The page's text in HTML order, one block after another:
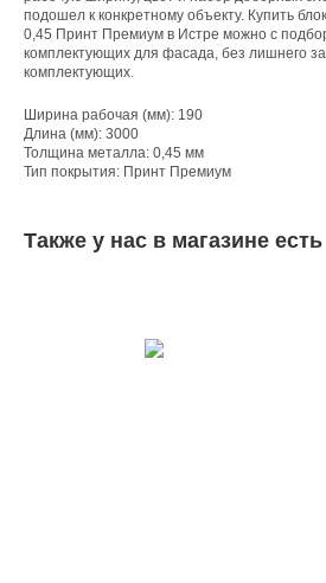
подошел к конкретному объекту. Купить
0,45 Принт Премиум в Истре можно с
комплектующих для фасада, без лишнего
комплектующих.
Ширина рабочая (мм): 190
Длина (мм): 3000
Толщина металла: 0,45 мм
Тип покрытия: Принт Премиум
Также у нас в магазине есть